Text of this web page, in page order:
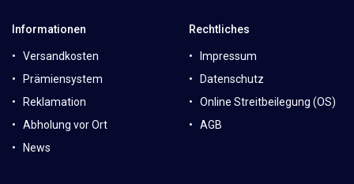
Informationen
Versandkosten
Prämiensystem
Reklamation
Abholung vor Ort
News
Rechtliches
Impressum
Datenschutz
Online Streitbeilegung (OS)
AGB